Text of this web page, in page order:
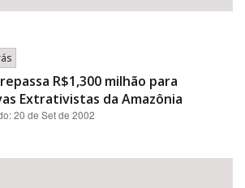
R$1,300 milhão para
Extrativistas da Amazônia
20 de Set de 2002